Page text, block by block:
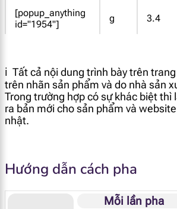
[popup_anything
id="1954"]
g 3.4
id="2671"]
[popup_anything
id="1978"]
g 1.1
[popup_anything
id="1956"]
mg
ℹ️ Tất cả nội dung trình bày trên
trên nhãn sản phẩm và do nhà sản
Trong trường hợp có sự khác biệt thì
ra bản mới cho sản phẩm và
nhật.
Hướng dẫn cách pha
Mỗi lần pha